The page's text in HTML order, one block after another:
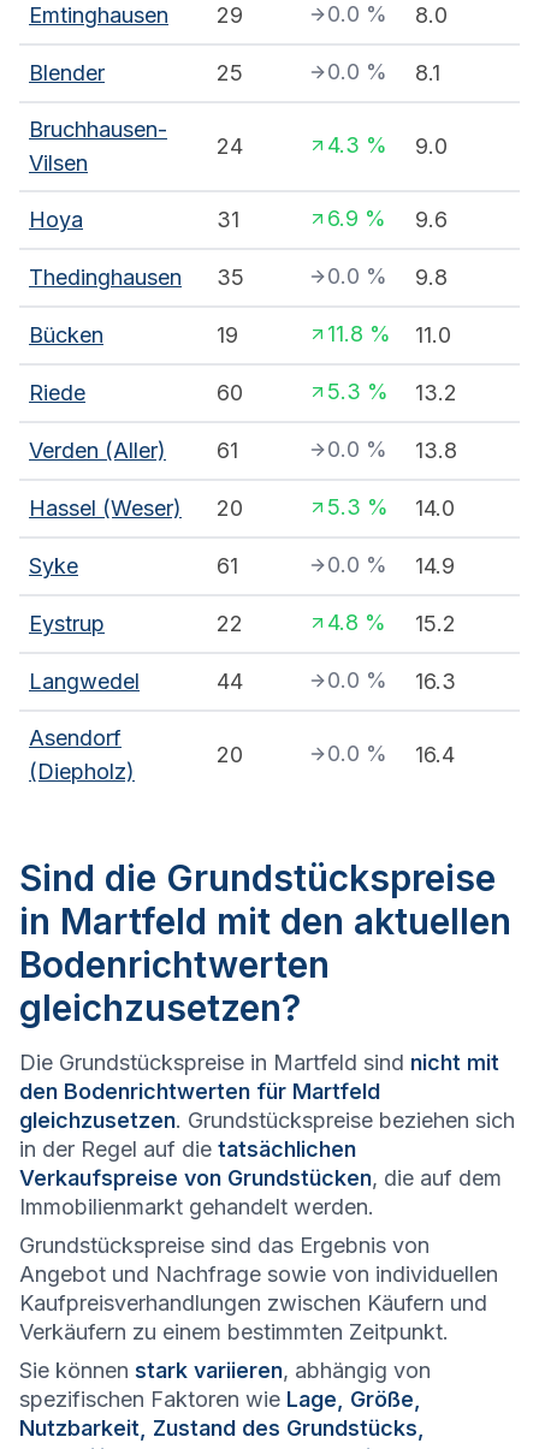
Emtinghausen 29 0.0 % 8.0
Blender 25 0.0 % 8.1
Bruchhausen-
Vilsen
24 4.3 % 9.0
Hoya 31 6.9 % 9.6
Thedinghausen 35 0.0 % 9.8
Bücken 19 11.8 % 11.0
Riede 60 5.3 % 13.2
Verden (Aller) 61 0.0 % 13.8
Hassel (Weser) 20 5.3 % 14.0
Syke 61 0.0 % 14.9
Eystrup 22 4.8 % 15.2
Langwedel 44 0.0 % 16.3
Asendorf
(Diepholz)
20 0.0 % 16.4
Sind die Grundstückspreise
in Martfeld mit den aktuellen
Bodenrichtwerten
gleichzusetzen?
Die Grundstückspreise in Martfeld sind nicht mit
den Bodenrichtwerten für Martfeld
gleichzusetzen. Grundstückspreise beziehen sich
in der Regel auf die tatsächlichen
Verkaufspreise von Grundstücken, die auf dem
Immobilienmarkt gehandelt werden.
Grundstückspreise sind das Ergebnis von
Angebot und Nachfrage sowie von individuellen
Kaufpreisverhandlungen zwischen Käufern und
Verkäufern zu einem bestimmten Zeitpunkt.
Sie können stark variieren, abhängig von
spezifischen Faktoren wie Lage, Größe,
Nutzbarkeit, Zustand des Grundstücks,